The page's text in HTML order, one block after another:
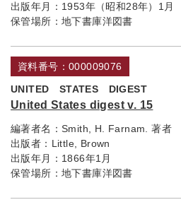
出版年月： 1953年（昭和28年）1月
保管場所： 地下書庫洋図書
資料番号：000009076
UNITED STATES DIGEST
United States digest v. 15
編著者名： Smith, H. Farnam. 著者
出版者： Little, Brown
出版年月： 1866年1月
保管場所： 地下書庫洋図書